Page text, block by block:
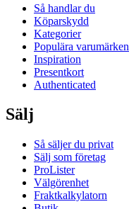
Så handlar du
Köparskydd
Kategorier
Populära varumärken
Inspiration
Presentkort
Authenticated
Sälj
Så säljer du privat
Sälj som företag
ProLister
Välgörenhet
Fraktkalkylatorn